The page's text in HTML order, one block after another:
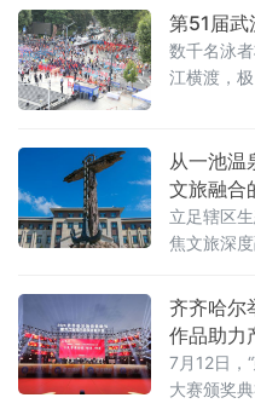
双上榜，让“避暑胜地·清凉龙江
空调”是最硬核的底牌当全国多
称
第51届武
数千名泳
江横渡，
性与全民
明口码头
岸嘴起水
从一池温
文旅融合
立足辖区
焦文旅深
赛事、涉
旅资源，
发展瓶颈
融合发展
区提质向
齐齐哈尔
作品助力
7月12日，
大赛颁奖